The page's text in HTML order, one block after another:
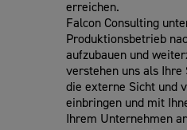
erreichen.
Falcon Consulting
Produktionsbetrieb
aufzubauen und
verstehen uns als
die externe Sicht und
einbringen und mit
Ihrem Unternehmen